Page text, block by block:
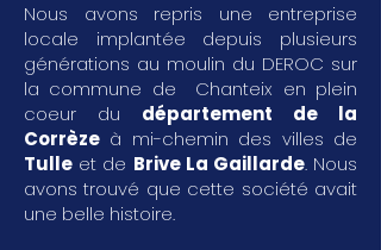
Nous avons repris une entreprise
locale implantée depuis plusieurs
générations au moulin du DEROC sur
la commune de Chanteix en plein
coeur du département de la
Corrèze à mi-chemin des villes de
Tulle et de Brive La Gaillarde. Nous
avons trouvé que cette société avait
une belle histoire.